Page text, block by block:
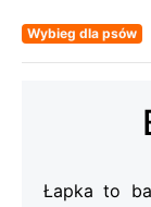
Wybieg dla psów
Łapka to